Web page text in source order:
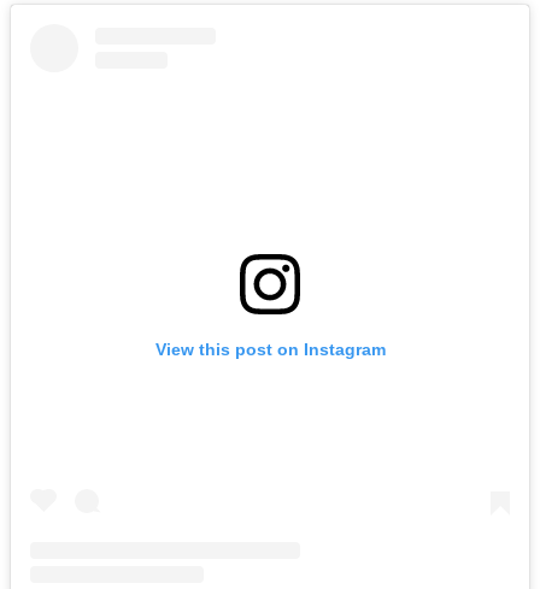
View this post on Instagram